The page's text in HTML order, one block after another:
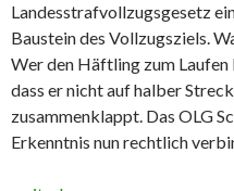
Landesstrafvollzugsgesetz
Baustein des Vollzugsziels.
Wer den Häftling zum Laufen
dass er nicht auf halber
zusammenklappt. Das OLG
Erkenntnis nun rechtlich